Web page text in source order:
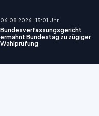
06.08.2026 · 15:01 Uhr
Bundesverfassungsgericht
ermahnt Bundestag zu zügiger
Wahlprüfung